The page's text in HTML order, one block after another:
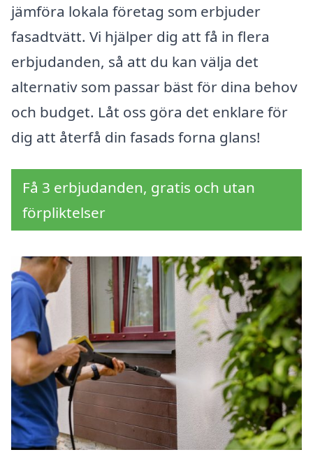
jämföra lokala företag som erbjuder
fasadtvätt. Vi hjälper dig att få in flera
erbjudanden, så att du kan välja det
alternativ som passar bäst för dina behov
och budget. Låt oss göra det enklare för
dig att återfå din fasads forna glans!
Få 3 erbjudanden, gratis och utan
förpliktelser